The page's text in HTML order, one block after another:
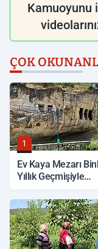
Kamuoyunu
ÇOK
1
Ev Kaya Mezarı
Yıllık Geçmişiyle